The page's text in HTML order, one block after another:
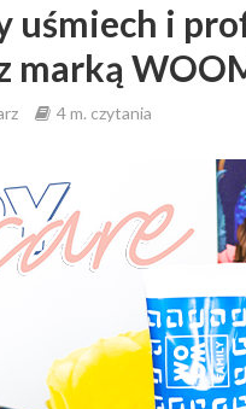
uśmiech i
marką
4 m. czytania